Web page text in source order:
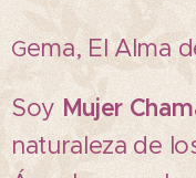
Gema, El Alma
SoyMujer
naturaleza de